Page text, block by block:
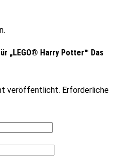
„LEGO® Harry Potter™ Das
veröffentlicht. Erforderliche